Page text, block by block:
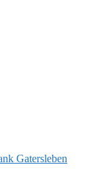
Gatersleben